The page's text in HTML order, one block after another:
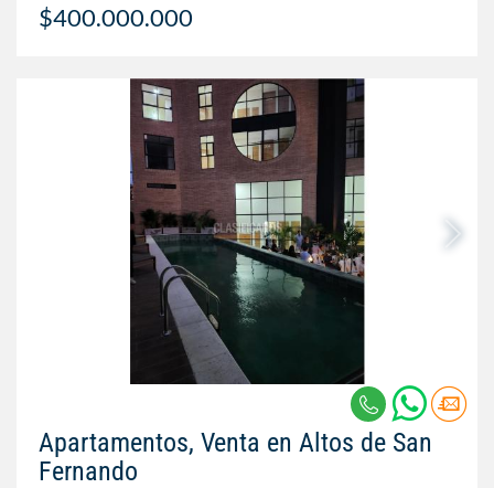
$400.000.000
Apartamentos, Venta en Altos de San
Fernando